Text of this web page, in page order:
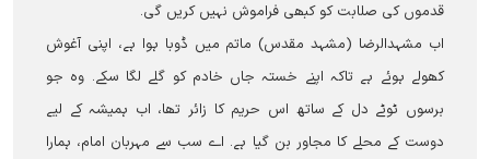
قدموں کی صلابت کو کبھی فراموش نہیں کریں گی۔
اب مشہدالرضا (مشہد مقدس) ماتم میں ڈوبا ہوا ہے، اپنی آغوش
کھولے ہوئے ہے تاکہ اپنے خستہ جاں خادم کو گلے لگا سکے۔ وہ جو
برسوں ٹوٹے دل کے ساتھ اس حریم کا زائر تھا، اب ہمیشہ کے لیے
دوست کے محلے کا مجاور بن گیا ہے۔ اے سب سے مہربان امام، ہمارا